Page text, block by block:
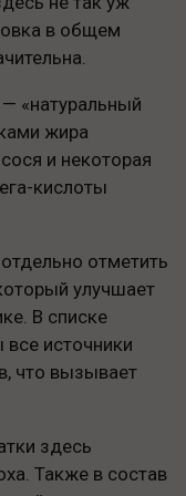
в общем
«натуральный
жира
и некоторая
кислоты
отметить
улучшает
В списке
источники
что вызывает
здесь
Также в состав